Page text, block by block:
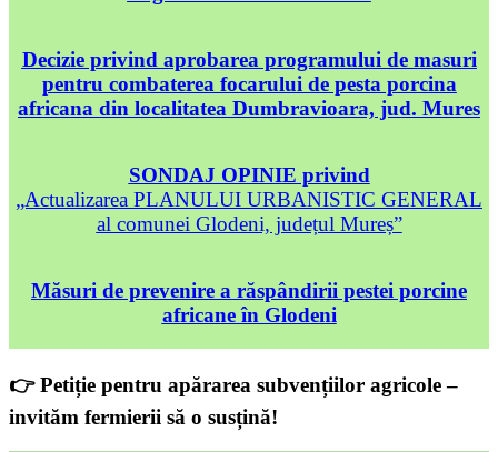
Decizie privind aprobarea programului de masuri
pentru combaterea focarului de pesta porcina
africana din localitatea Dumbravioara, jud. Mures
SONDAJ OPINIE privind
„Actualizarea PLANULUI URBANISTIC GENERAL
al comunei Glodeni, județul Mureș”
Măsuri de prevenire a răspândirii pestei porcine
africane în Glodeni
👉 Petiție pentru apărarea subvențiilor agricole –
invităm fermierii să o susțină!